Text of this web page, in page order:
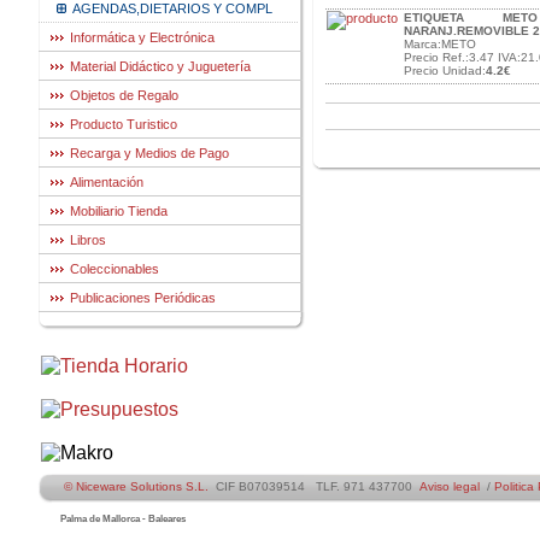
AGENDAS,DIETARIOS Y COMPL
Informática y Electrónica
Material Didáctico y Juguetería
Objetos de Regalo
Producto Turistico
Recarga y Medios de Pago
Alimentación
Mobiliario Tienda
Libros
Coleccionables
Publicaciones Periódicas
ETIQUETA
NARANJ.REMOVIBLE
Marca:METO
Precio Ref.:3.47
Precio Unidad:4.2€
© Niceware Solutions S.L. CIF B07039514 TLF. 971 437700 Aviso legal / Politica
Palma de Mallorca - Baleares